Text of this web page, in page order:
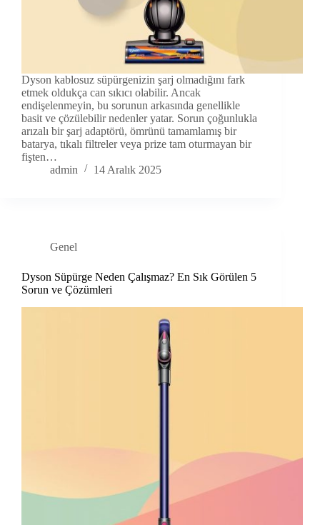
Dyson kablosuz süpürgenizin şarj olmadığını fark
etmek oldukça can sıkıcı olabilir. Ancak
endişelenmeyin, bu sorunun arkasında genellikle
basit ve çözülebilir nedenler yatar. Sorun çoğunlukla
arızalı bir şarj adaptörü, ömrünü tamamlamış bir
batarya, tıkalı filtreler veya prize tam oturmayan bir
fişten…
admin
14 Aralık 2025
Genel
Dyson Süpürge Neden Çalışmaz? En Sık Görülen 5
Sorun ve Çözümleri